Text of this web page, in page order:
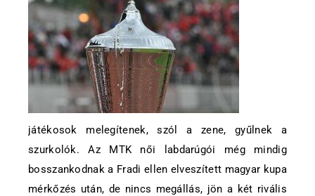
játékosok melegítenek, szól a zene, gyűlnek a
szurkolók. Az MTK női labdarúgói még mindig
bosszankodnak a Fradi ellen elveszített magyar kupa
mérkőzés után, de nincs megállás, jön a két rivális